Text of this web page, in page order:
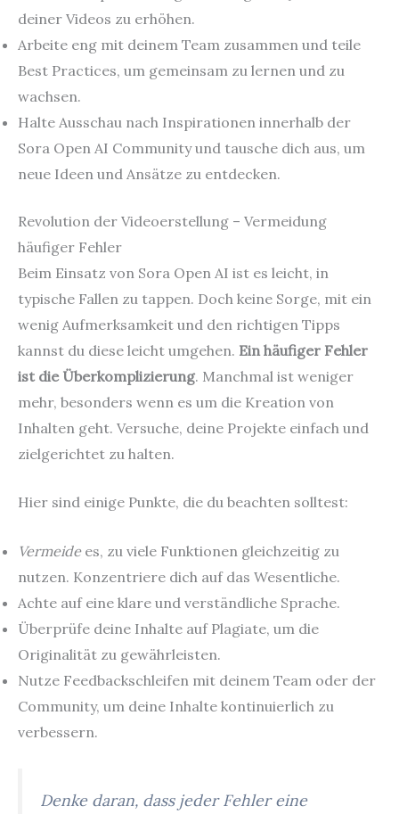
deiner Videos zu erhöhen.
Arbeite eng mit deinem Team zusammen und teile
Best Practices, um gemeinsam zu lernen und zu
wachsen.
Halte Ausschau nach Inspirationen innerhalb der
Sora Open AI Community und tausche dich aus, um
neue Ideen und Ansätze zu entdecken.
Revolution der Videoerstellung – Vermeidung
häufiger Fehler
Beim Einsatz von Sora Open AI ist es leicht, in
typische Fallen zu tappen. Doch keine Sorge, mit ein
wenig Aufmerksamkeit und den richtigen Tipps
kannst du diese leicht umgehen. Ein häufiger Fehler
ist die Überkomplizierung. Manchmal ist weniger
mehr, besonders wenn es um die Kreation von
Inhalten geht. Versuche, deine Projekte einfach und
zielgerichtet zu halten.
Hier sind einige Punkte, die du beachten solltest:
Vermeidees, zu viele Funktionen gleichzeitig zu
nutzen. Konzentriere dich auf das Wesentliche.
Achte auf eine klare und verständliche Sprache.
Überprüfe deine Inhalte auf Plagiate, um die
Originalität zu gewährleisten.
Nutze Feedbackschleifen mit deinem Team oder der
Community, um deine Inhalte kontinuierlich zu
verbessern.
Denke daran, dass jeder Fehler eine